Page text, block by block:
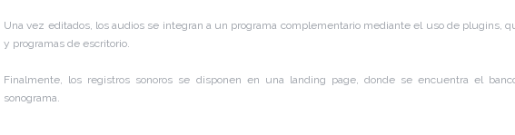
Una vez editados, los audios se integran a un programa complementario mediante el uso de plugins,
y programas de escritorio.
Finalmente, los registros sonoros se disponen en una landing page, donde se encuentra el
sonograma.